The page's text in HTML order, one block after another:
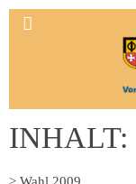
INHALT: